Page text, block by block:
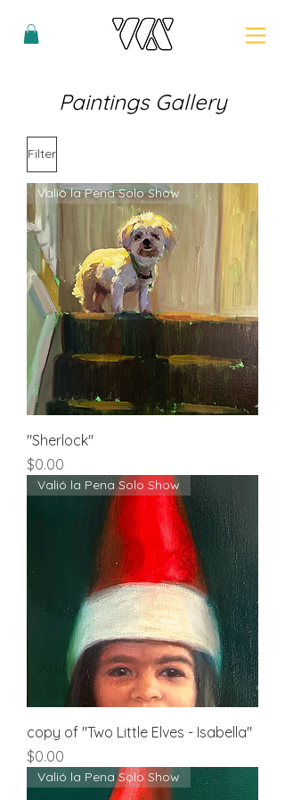
Paintings Gallery
Filter
Valió la Pena Solo Show
"Sherlock"
Price
$0.00
Valió la Pena Solo Show
copy of "Two Little Elves - Isabella"
Price
$0.00
Valió la Pena Solo Show